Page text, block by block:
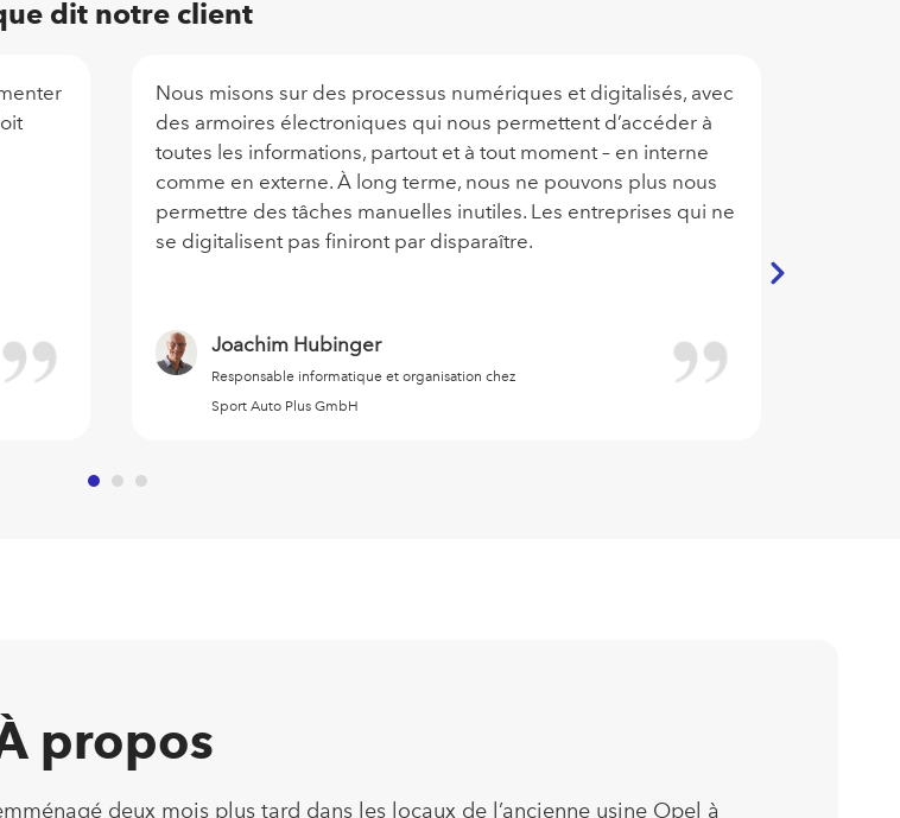
dit notre client
Nous misons sur des processus numériques et digitalisés, avec
des armoires électroniques qui nous permettent d’accéder à
toutes les informations, partout et à tout moment – en interne
comme en externe. À long terme, nous ne pouvons plus nous
permettre des tâches manuelles inutiles. Les entreprises qui ne
se digitalisent pas finiront par disparaître.
Joachim Hubinger
Responsable informatique et organisation chez
Sport Auto Plus GmbH
propos
deux mois plus tard dans les locaux de l’ancienne usine Opel à